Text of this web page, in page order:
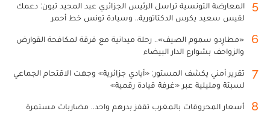
5
المعارضة التونسية تراسل الرئيس الجزائري عبد المجيد تبون: دعمك
لقيس سعيد يكرس الدكتاتورية.. وسيادة تونس خط أحمر
6
«مطارِدو سموم الصيف».. رحلة ميدانية مع فرقة لمكافحة القوارض
والزواحف بشوارع الدار البيضاء
7
تقرير أمني يكشف المستور: «أيادي جزائرية» وجهت الاقتحام الجماعي
لسبتة ومليلية عبر «غرفة قيادة رقمية»
8
أسعار المحروقات بالمغرب تقفز بدرهم واحد.. مضاربات مستمرة